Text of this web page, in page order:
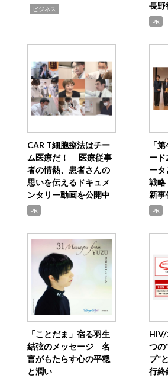
ビジネス
長野
PR
CAR T細胞療法はチー
ム医療だ！ 医療従事
者の情熱、患者さんの
思いを伝えるドキュメ
ンタリー動画を公開中
PR
「
ー
ータ
戦
新事
PR
「ことだま」宿る羽生
結弦のメッセージ 名
言がもたらす心の平穏
と潤い
HIV/
つの
プ”
行終